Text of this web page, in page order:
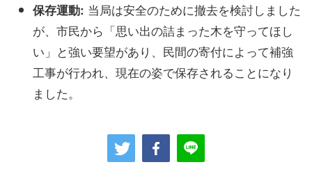
保存運動: 当局は安全のために撤去を検討しました
が、市民から「思い出の詰まった木を守ってほし
い」と強い要望があり、民間の寄付によって補強
工事が行われ、現在の姿で保存されることになり
ました。